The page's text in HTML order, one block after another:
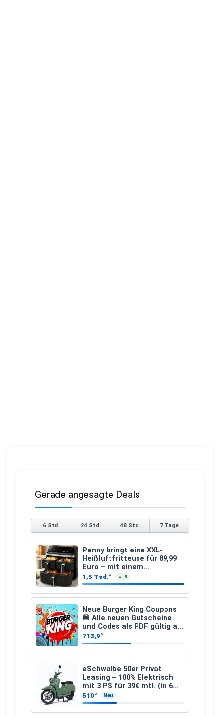
Gerade angesagte Deals
6 Std. 24 Std. 48 Std. 7 Tage
Penny bringt eine XXL-
Heißluftfritteuse für 89,99
Euro – mit einem
besonderen Vorteil
1,5 Tsd.° ▲ 9
Neue Burger King Coupons
🍔 Alle neuen Gutscheine
und Codes als PDF gültig ab
25.07.2026 bis 04.09.2026
713,9°
eSchwalbe 50er Privat
Leasing – 100% Elektrisch
mit 3 PS für 39€ mtl. (in 6
schicken Farben LF: 0.43, 36
Monate, Bereitstellung:
159,00 €, 2.500 km/Jahr)
510° Neu